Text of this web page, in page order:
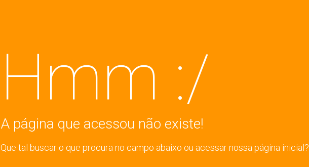
Hmm :/
A página que acessou não existe!
Que tal buscar o que procura no campo abaixo ou acessar nossa página inicial?